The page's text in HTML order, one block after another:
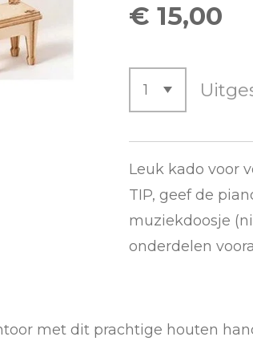
€ 15,00
Leuk kado voor
TIP, geef de
muziekdoosje
onderdelen
met dit prachtige houten